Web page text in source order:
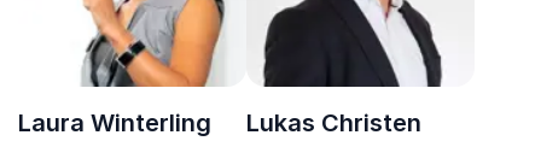
Laura Winterling Lukas Christen